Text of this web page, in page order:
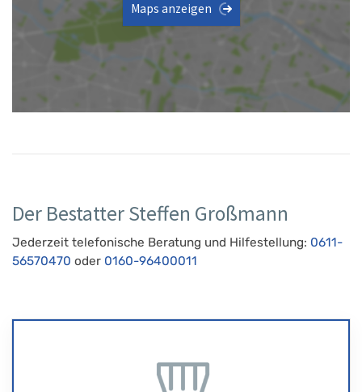
Maps anzeigen
Der Bestatter Steffen Großmann
Jederzeit telefonische Beratung und Hilfestellung: 0611-
56570470 oder 0160-96400011